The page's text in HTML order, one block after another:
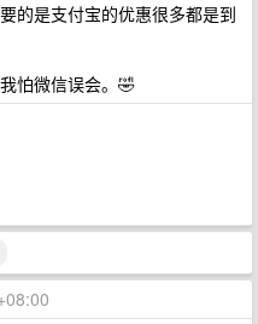
的是支付宝的优惠很多都是到
怕微信误会。🤣